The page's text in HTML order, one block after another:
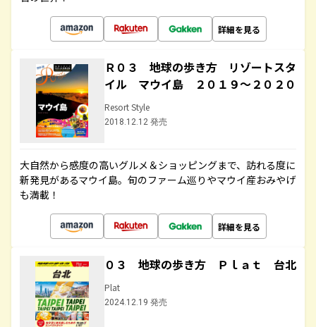
詳細を見る
Ｒ０３ 地球の歩き方 リゾートスタ
イル マウイ島 ２０１９～２０２０
Resort Style
2018.12.12 発売
大自然から感度の高いグルメ＆ショッピングまで、訪れる度に
新発見があるマウイ島。旬のファーム巡りやマウイ産おみやげ
も満載！
詳細を見る
０３ 地球の歩き方 Ｐｌａｔ 台北
Plat
2024.12.19 発売